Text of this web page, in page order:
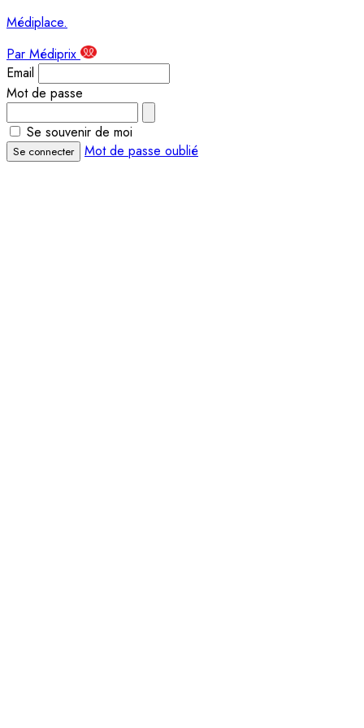
Médiplace.
Par Médiprix
Email
Mot de passe
Se souvenir de moi
Se connecter Mot de passe oublié